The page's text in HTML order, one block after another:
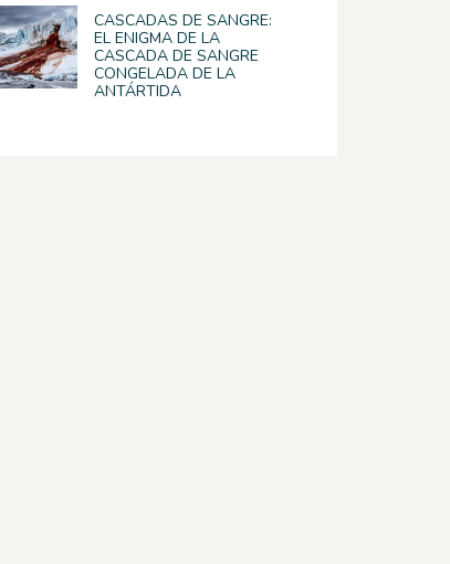
CASCADAS DE SANGRE:
EL ENIGMA DE LA
CASCADA DE SANGRE
CONGELADA DE LA
ANTÁRTIDA